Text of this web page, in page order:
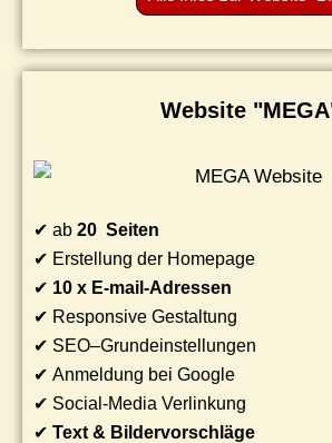
Website
✔ ab 20 Seiten
✔ Erstellung der Homepage
✔ 10 x E-mail-Adressen
✔ Responsive Gestaltung
✔ SEO–Grundeinstellungen
✔ Anmeldung bei Google
✔ Social-Media Verlinkung
✔ Text & Bildervorschläge